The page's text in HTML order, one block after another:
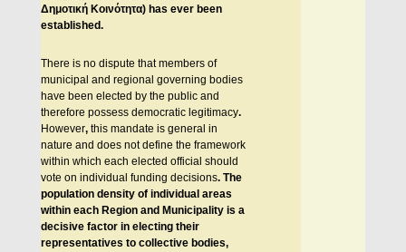
Δημοτική Κοινότητα) has ever been
established.
There is no dispute that members of
municipal and regional governing bodies
have been elected by the public and
therefore possess democratic legitimacy.
However,this mandate is general in
nature and does not define the framework
within which each elected official should
vote on individual funding decisions. The
population density of individual areas
within each Region and Municipality is a
decisive factor in electing their
representatives to collective bodies,